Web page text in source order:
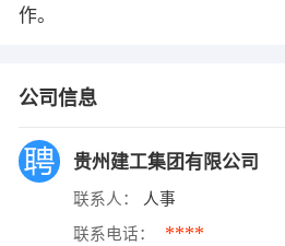
作。
公司信息
贵州建工集团有限公司
联系人： 人事
联系电话： ****